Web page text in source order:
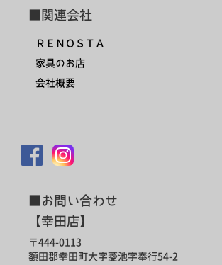
■関連会社
ＲＥＮＯＳＴＡ
家具のお店
会社概要
■お問い合わせ
【幸田店】
〒444-0113
額田郡幸田町大字菱池字奉行54-2